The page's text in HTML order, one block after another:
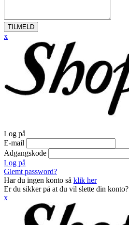
TILMELD
x
Log på
E-mail
Adgangskode
Log på
Glemt password?
Har du ingen konto så klik her
Er du sikker på at du vil slette din konto?
x